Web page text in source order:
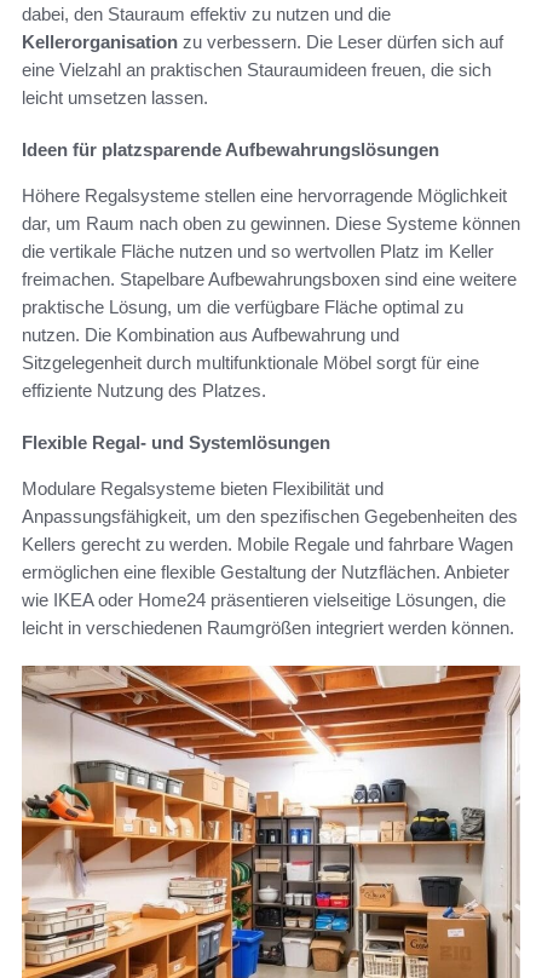
dabei, den Stauraum effektiv zu nutzen und die
Kellerorganisation zu verbessern. Die Leser dürfen sich auf
eine Vielzahl an praktischen Stauraumideen freuen, die sich
leicht umsetzen lassen.
Ideen für platzsparende Aufbewahrungslösungen
Höhere Regalsysteme stellen eine hervorragende Möglichkeit
dar, um Raum nach oben zu gewinnen. Diese Systeme können
die vertikale Fläche nutzen und so wertvollen Platz im Keller
freimachen. Stapelbare Aufbewahrungsboxen sind eine weitere
praktische Lösung, um die verfügbare Fläche optimal zu
nutzen. Die Kombination aus Aufbewahrung und
Sitzgelegenheit durch multifunktionale Möbel sorgt für eine
effiziente Nutzung des Platzes.
Flexible Regal- und Systemlösungen
Modulare Regalsysteme bieten Flexibilität und
Anpassungsfähigkeit, um den spezifischen Gegebenheiten des
Kellers gerecht zu werden. Mobile Regale und fahrbare Wagen
ermöglichen eine flexible Gestaltung der Nutzflächen. Anbieter
wie IKEA oder Home24 präsentieren vielseitige Lösungen, die
leicht in verschiedenen Raumgrößen integriert werden können.